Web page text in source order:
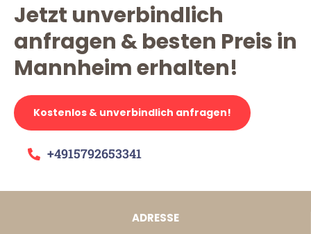
Jetzt unverbindlich
anfragen & besten Preis in
Mannheim erhalten!
Kostenlos & unverbindlich anfragen!
+4915792653341
ADRESSE